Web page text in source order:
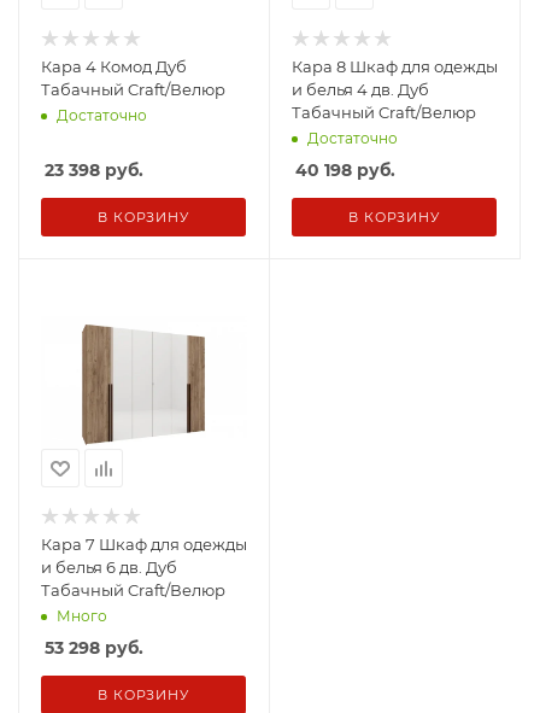
Кара 4 Комод Дуб
Табачный Craft/Велюр
Достаточно
23 398 руб.
В КОРЗИНУ
Кара 8 Шкаф для одежды
и белья 4 дв. Дуб
Табачный Craft/Велюр
Достаточно
40 198 руб.
В КОРЗИНУ
Кара 7 Шкаф для одежды
и белья 6 дв. Дуб
Табачный Craft/Велюр
Много
53 298 руб.
В КОРЗИНУ